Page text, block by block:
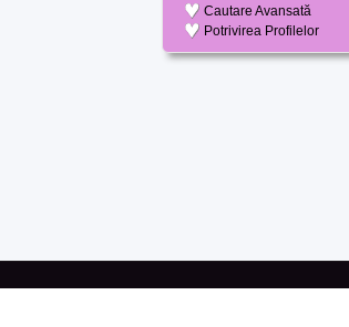
Cautare Avansată
Potrivirea Profilelor